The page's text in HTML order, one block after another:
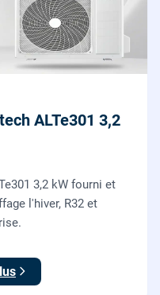
ALTe301 3,2
3,2 kW fourni et
l'hiver, R32 et